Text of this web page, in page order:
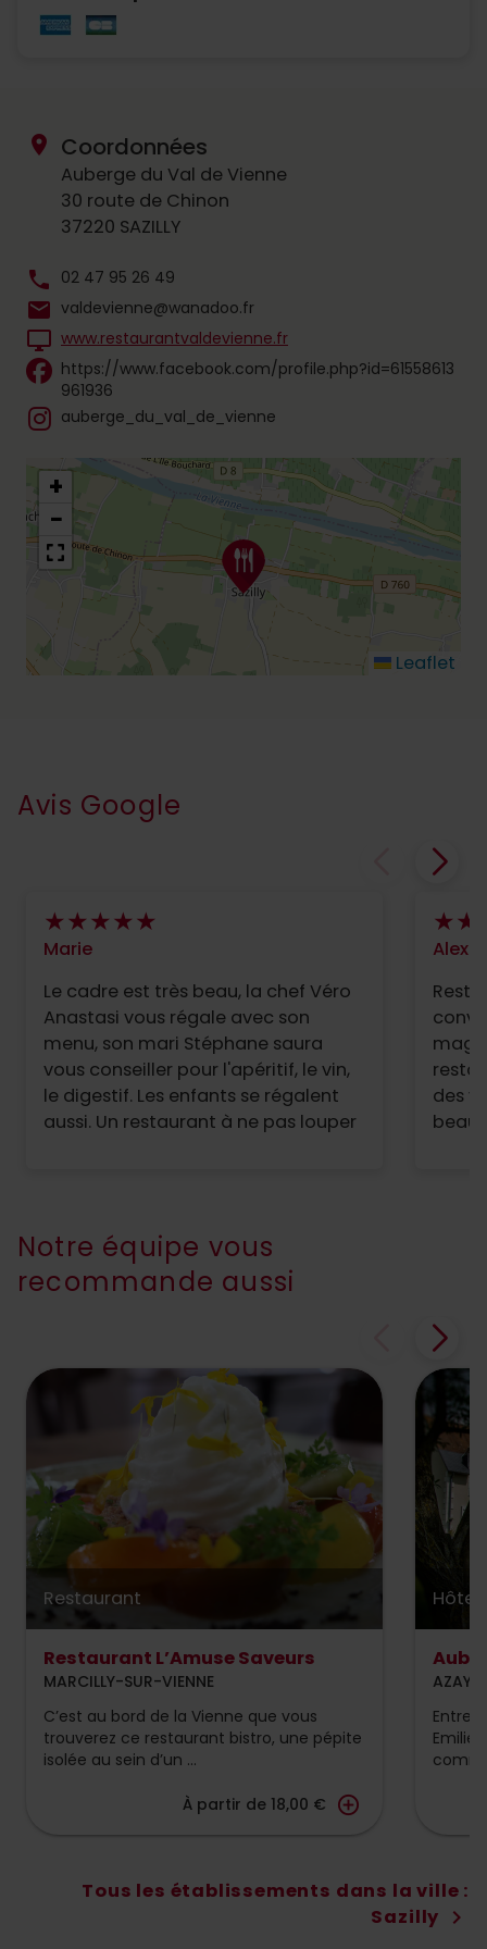
location_on Coordonnées
Auberge du Val de Vienne
30 route de Chinon
37220 SAZILLY
phone 02 47 95 26 49
mail valdevienne@wanadoo.fr
desktop_windows www.restaurantvaldevienne.fr
https://www.facebook.com/profile.php?id=61558613
961936
auberge_du_val_de_vienne
+
−
Leaflet
Avis Google
Marie
Le cadre est très beau, la chef Véro
Anastasi vous régale avec son
menu, son mari Stéphane saura
vous conseiller pour l'apéritif, le vin,
le digestif. Les enfants se régalent
aussi. Un restaurant à ne pas louper
des
Notre équipe vous
recommande aussi
Restaurant
Restaurant L’Amuse Saveurs
MARCILLY-SUR-VIENNE
C’est au bord de la Vienne que vous
trouverez ce restaurant bistro, une pépite
isolée au sein d’un ...
À partir de 18,00 € add_circle_outline
AZAY
Entre
Emilie
Tous les établissements dans la ville :
Sazilly
chevron_right